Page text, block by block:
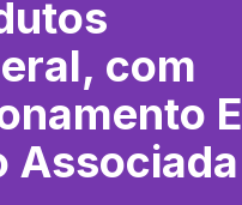
com
E
Associada